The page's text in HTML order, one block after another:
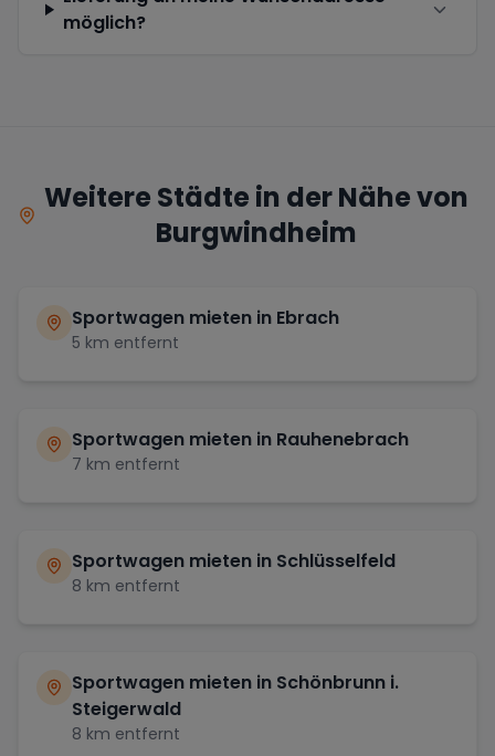
möglich?
Weitere Städte in der Nähe von
Burgwindheim
Sportwagen mieten in Ebrach
5 km entfernt
Sportwagen mieten in Rauhenebrach
7 km entfernt
Sportwagen mieten in Schlüsselfeld
8 km entfernt
Sportwagen mieten in Schönbrunn i.
Steigerwald
8 km entfernt